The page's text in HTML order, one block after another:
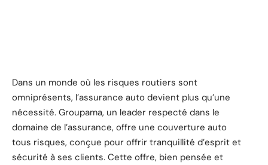
Dans un monde où les risques routiers sont
omniprésents, l’assurance auto devient plus qu’une
nécessité. Groupama, un leader respecté dans le
domaine de l’assurance, offre une couverture auto
tous risques, conçue pour offrir tranquillité d’esprit et
sécurité à ses clients. Cette offre, bien pensée et